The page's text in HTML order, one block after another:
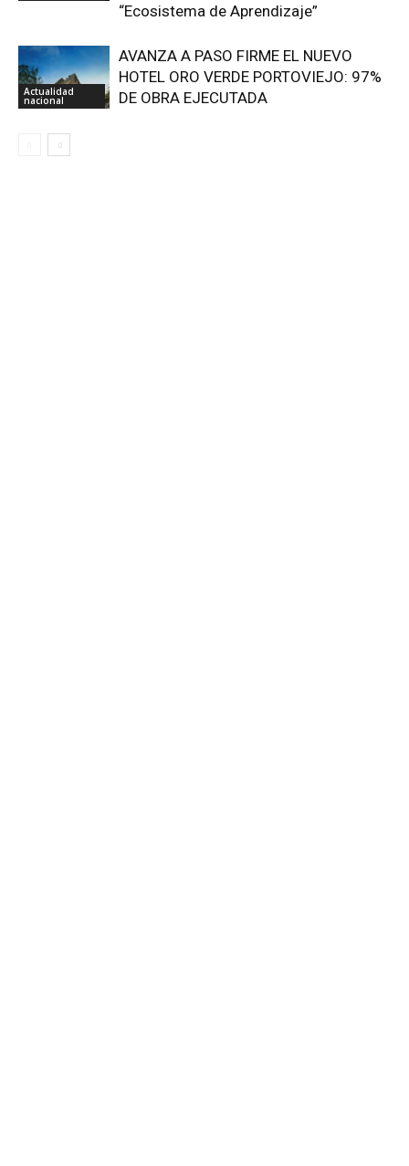
“Ecosistema de Aprendizaje”
Actualidad
nacional
AVANZA A PASO FIRME EL NUEVO
HOTEL ORO VERDE PORTOVIEJO: 97%
DE OBRA EJECUTADA